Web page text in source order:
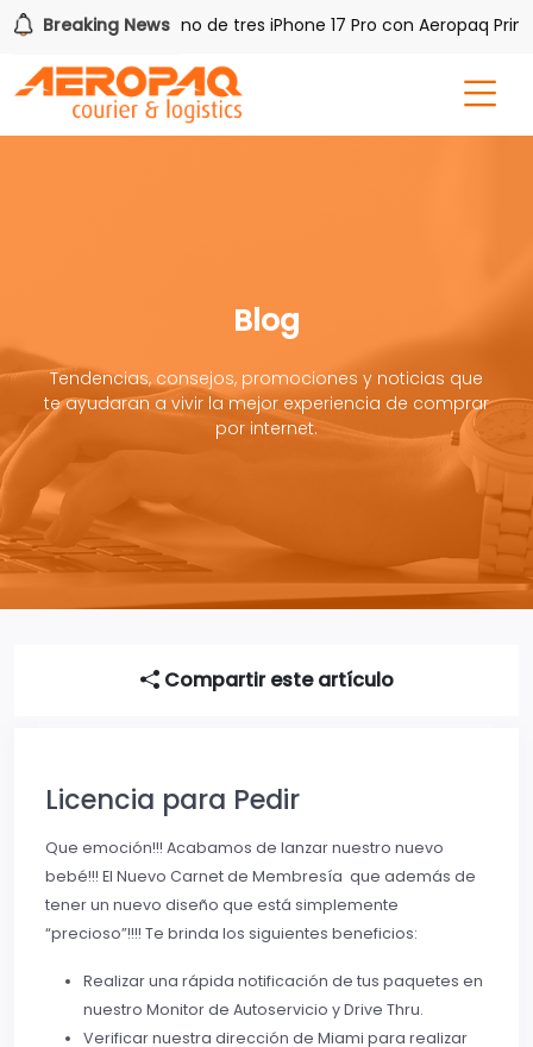
Breaking News
Gana uno de tres iPhone 17 Pro con Aeropaq Prime
Blog
Tendencias, consejos, promociones y noticias que
te ayudaran a vivir la mejor experiencia de comprar
por internet.
Compartir este artículo
Licencia para Pedir
Que emoción!!! Acabamos de lanzar nuestro nuevo
bebé!!! El Nuevo Carnet de Membresía que además de
tener un nuevo diseño que está simplemente
“precioso”!!!! Te brinda los siguientes beneficios:
Realizar una rápida notificación de tus paquetes en
nuestro Monitor de Autoservicio y Drive Thru.
Verificar nuestra dirección de Miami para realizar